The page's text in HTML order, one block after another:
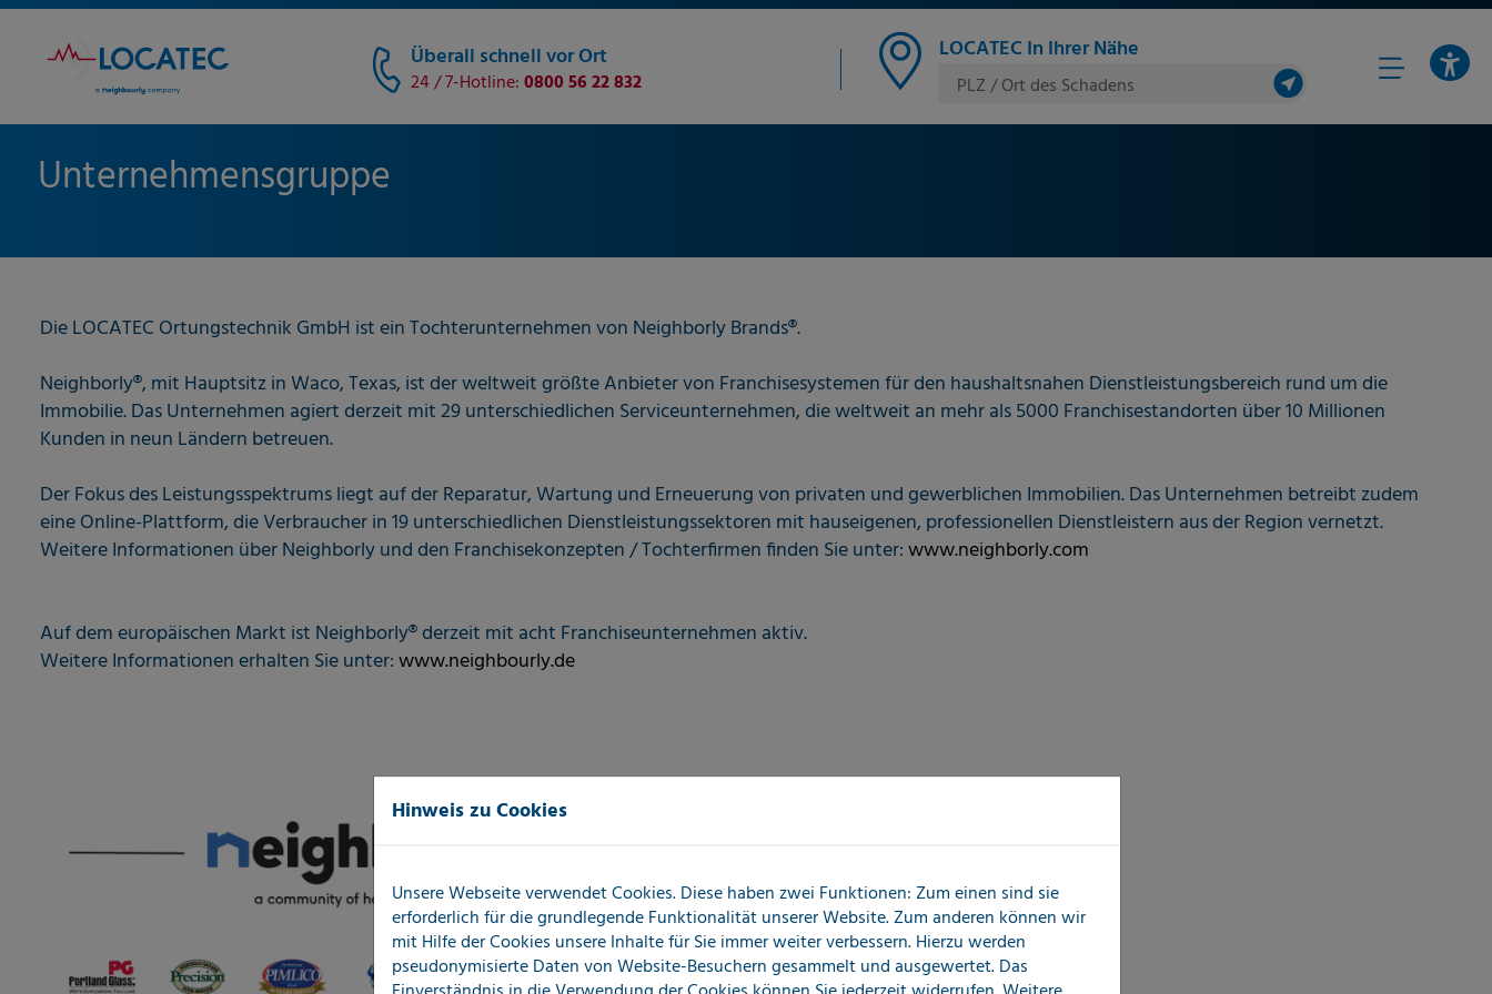
Überall schnell vor Ort
24 / 7-Hotline:0800 56 22 832
LOCATEC In Ihrer Nähe
PLZ / Ort des Schadens
Unternehmensgruppe
Die LOCATEC Ortungstechnik GmbH ist ein Tochterunternehmen von Neighborly Brands®.
Neighborly®, mit Hauptsitz in Waco, Texas, ist der weltweit größte Anbieter von Franchisesystemen für den haushaltsnahen Dienstleistungsbereich rund um die
Immobilie. Das Unternehmen agiert derzeit mit 29 unterschiedlichen Serviceunternehmen, die weltweit an mehr als 5000 Franchisestandorten über 10 Millionen
Kunden in neun Ländern betreuen.
Der Fokus des Leistungsspektrums liegt auf der Reparatur, Wartung und Erneuerung von privaten und gewerblichen Immobilien. Das Unternehmen betreibt zudem
eine Online-Plattform, die Verbraucher in 19 unterschiedlichen Dienstleistungssektoren mit hauseigenen, professionellen Dienstleistern aus der Region vernetzt.
Weitere Informationen über Neighborly und den Franchisekonzepten / Tochterfirmen finden Sie unter:www.neighborly.com
Auf dem europäischen Markt ist Neighborly® derzeit mit acht Franchiseunternehmen aktiv.
Weitere Informationen erhalten Sie unter:www.neighbourly.de
Hinweis zu Cookies
Unsere Webseite verwendet Cookies. Diese haben zwei Funktionen: Zum einen sind sie
erforderlich für die grundlegende Funktionalität unserer Website. Zum anderen können wir
mit Hilfe der Cookies unsere Inhalte für Sie immer weiter verbessern. Hierzu werden
pseudonymisierte Daten von Website-Besuchern gesammelt und ausgewertet. Das